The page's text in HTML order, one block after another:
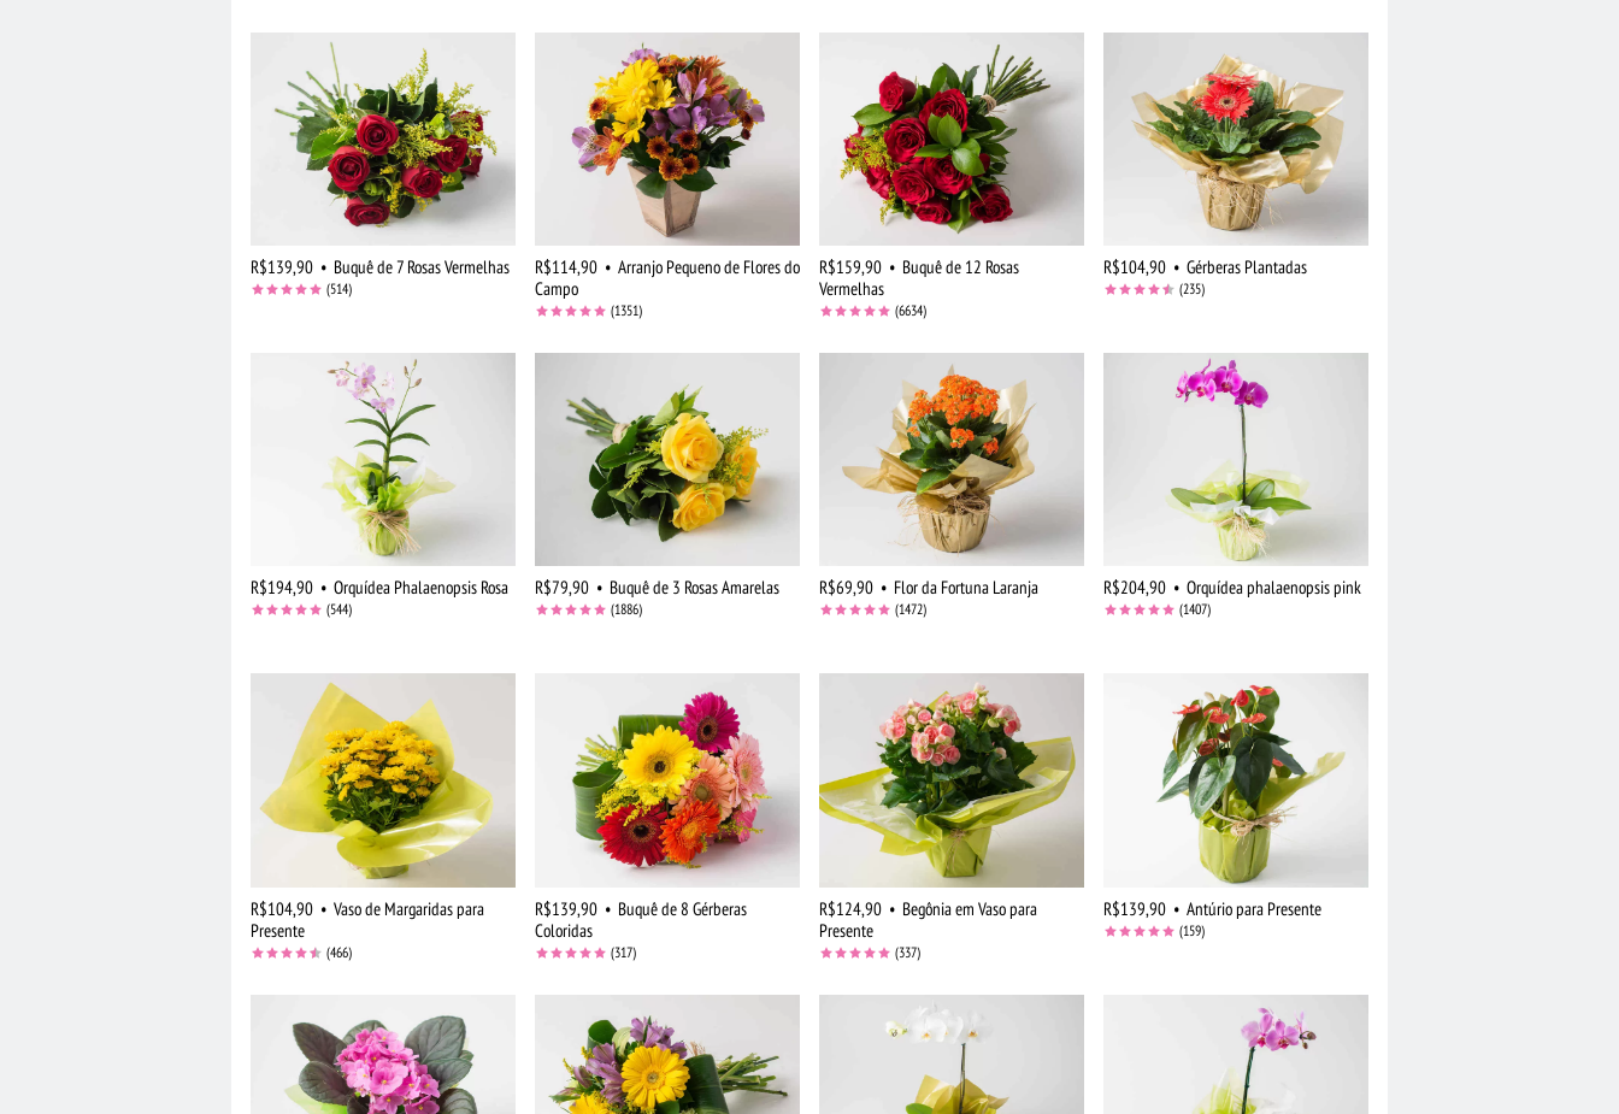
R$139,90 • Buquê de 7 Rosas Vermelhas
(514)
R$114,90 • Arranjo Pequeno de Flores do
Campo
(1351)
R$159,90 • Buquê de 12 Rosas
Vermelhas
(6634)
R$104,90 • Gérberas Plantadas
(235)
R$194,90 • Orquídea Phalaenopsis Rosa
(544)
R$79,90 • Buquê de 3 Rosas Amarelas
(1886)
R$69,90 • Flor da Fortuna Laranja
(1472)
R$204,90 • Orquídea phalaenopsis pink
(1407)
R$104,90 • Vaso de Margaridas para
Presente
(466)
R$139,90 • Buquê de 8 Gérberas
Coloridas
(317)
R$124,90 • Begônia em Vaso para
Presente
(337)
R$139,90 • Antúrio para Presente
(159)